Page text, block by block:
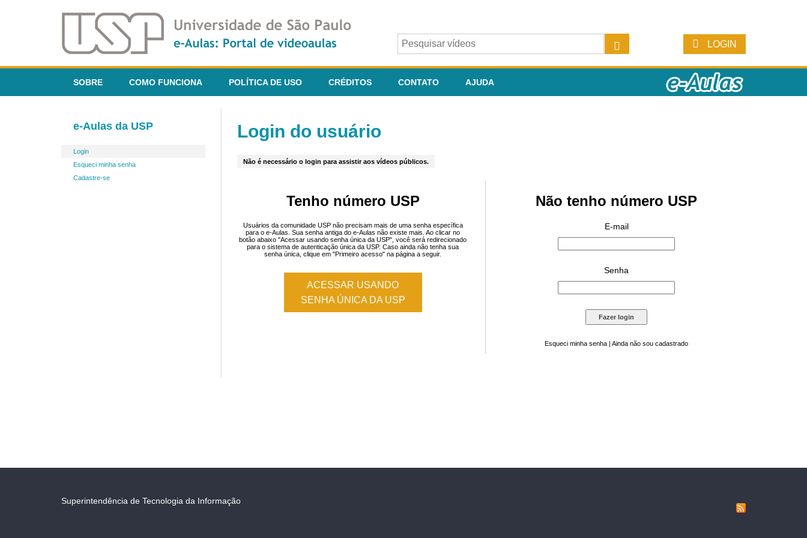
LOGIN
SOBRE COMO FUNCIONA POLÍTICA DE USO CRÉDITOS CONTATO AJUDA
e-Aulas da USP
Login
Esqueci minha senha
Cadastre-se
Login do usuário
Não é necessário o login para assistir aos vídeos públicos.
Tenho número USP
Usuários da comunidade USP não precisam mais de uma senha específica
para o e-Aulas. Sua senha antiga do e-Aulas não existe mais. Ao clicar no
botão abaixo "Acessar usando senha única da USP", você será redirecionado
para o sistema de autenticação única da USP. Caso ainda não tenha sua
senha única, clique em "Primeiro acesso" na página a seguir.
ACESSAR USANDO
SENHA ÚNICA DA USP
Não tenho número USP
E-mail
Senha
Esqueci minha senha | Ainda não sou cadastrado
Superintendência de Tecnologia da Informação